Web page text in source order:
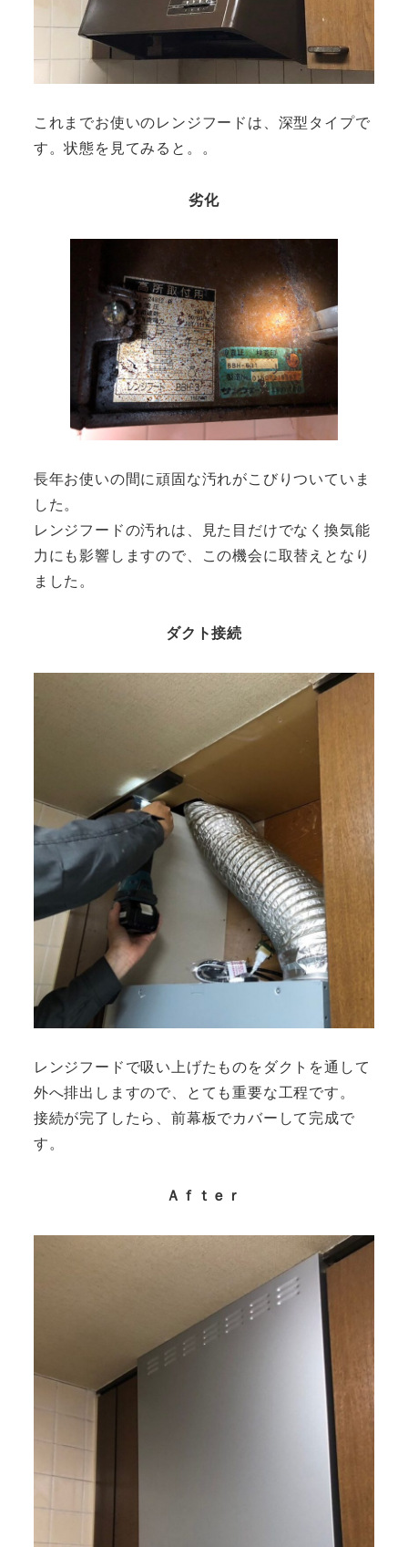
これまでお使いのレンジフードは、深型タイプで
す。状態を見てみると。。
劣化
長年お使いの間に頑固な汚れがこびりついていま
した。
レンジフードの汚れは、見た目だけでなく換気能
力にも影響しますので、この機会に取替えとなり
ました。
ダクト接続
レンジフードで吸い上げたものをダクトを通して
外へ排出しますので、とても重要な工程です。
接続が完了したら、前幕板でカバーして完成で
す。
Ａｆｔｅｒ